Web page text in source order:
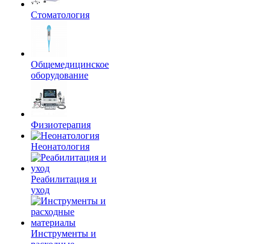
Стоматология
Общемедицинское
оборудование
Физиотерапия
Неонатология
Реабилитация и
уход
Инструменты и